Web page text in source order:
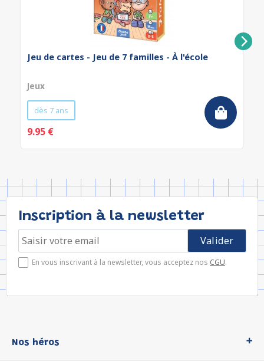
Jeu de cartes - Jeu de 7 familles - À l'école
Jeux
dès 7 ans
9.95 €
Inscription à la newsletter
En vous inscrivant à la newsletter, vous acceptez nos CGU.
Nos héros